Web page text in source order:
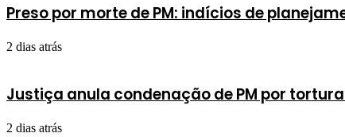
Preso por morte de PM: indícios de
2 dias atrás
Justiça anula condenação de PM por
2 dias atrás